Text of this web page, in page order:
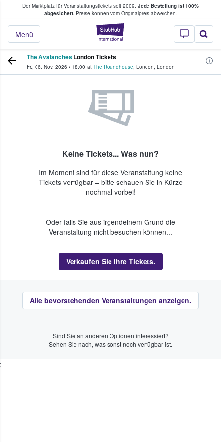
Der Marktplatz für Veranstaltungstickets seit 2009. Jede Bestellung ist 100%
abgesichert.Preise können vom Originalpreis abweichen.
StubHub - Wo
Menü
Tickets kaufen & verkaufen
The Avalanches London Tickets
Fr., 06. Nov. 2026 • 18:00 at The Roundhouse, London, London
Keine Tickets... Was nun?
Im Moment sind für diese Veranstaltung keine
Tickets verfügbar – bitte schauen Sie in Kürze
nochmal vorbei!
Oder falls Sie aus irgendeinem Grund die
Veranstaltung nicht besuchen können...
Verkaufen Sie Ihre Tickets.
Alle bevorstehenden Veranstaltungen anzeigen.
Sind Sie an anderen Optionen interessiert?
Sehen Sie nach, was sonst noch verfügbar ist.
;